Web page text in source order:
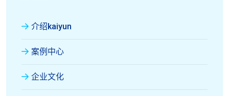
介绍kaiyun
案例中心
企业文化